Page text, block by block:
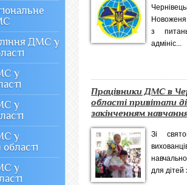
Новоженя
з
адмініс...
Працівники ДМС в
області привітали
закінченням
Зі
для дітей
ДМС у
у
у
у
у